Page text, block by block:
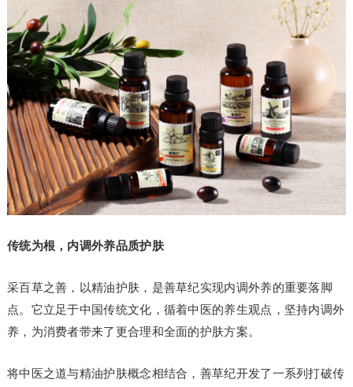
传统为根，内调外养品质护肤
采百草之善，以精油护肤，是善草纪实现内调外养的重要落脚
点。它立足于中国传统文化，循着中医的养生观点，坚持内调外
养，为消费者带来了更合理和全面的护肤方案。
将中医之道与精油护肤概念相结合，善草纪开发了一系列打破传